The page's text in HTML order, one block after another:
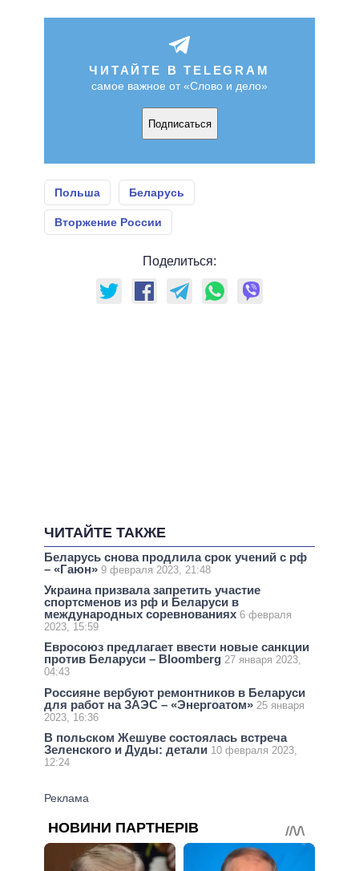
ЧИТАЙТЕ В TELEGRAM
самое важное от «Слово и дело»
Подписаться
Польша Беларусь
Вторжение России
Поделиться:
ЧИТАЙТЕ ТАКЖЕ
Беларусь снова продлила срок учений с рф
– «Гаюн» 9 февраля 2023, 21:48
Украина призвала запретить участие
спортсменов из рф и Беларуси в
международных соревнованиях 6 февраля
2023, 15:59
Евросоюз предлагает ввести новые санкции
против Беларуси – Bloomberg 27 января 2023,
04:43
Россияне вербуют ремонтников в Беларуси
для работ на ЗАЭС – «Энергоатом» 25 января
2023, 16:36
В польском Жешуве состоялась встреча
Зеленского и Дуды: детали 10 февраля 2023,
12:24